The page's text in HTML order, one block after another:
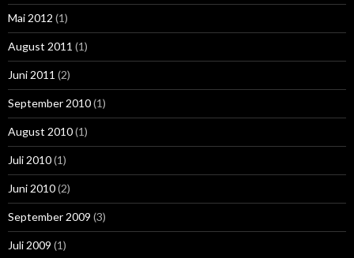
Mai 2012 (1)
August 2011 (1)
Juni 2011 (2)
September 2010(1)
August 2010(1)
Juli 2010(1)
Juni 2010(2)
September 2009 (3)
Juli 2009 (1)